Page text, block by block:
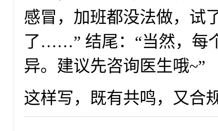
感冒，加班都没法做，试
了……” 结尾：“当然，每
异。建议先咨询医生哦~”
这样写，既有共鸣，又合